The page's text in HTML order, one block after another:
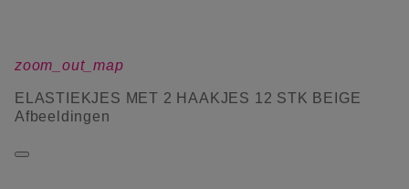
zoom_out_map
ELASTIEKJES MET 2 HAAKJES 12 STK BEIGE
Afbeeldingen